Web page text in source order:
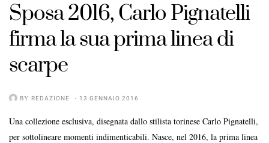
Sposa 2016, Carlo Pignatelli
firma la suaprimalinea di
scarpe
BY REDAZIONE 13 GENNAIO 2016
Una collezione esclusiva, disegnata dallo stilista torinese Carlo Pignatelli,
per sottolineare momenti indimenticabili. Nasce, nel 2016, la prima linea